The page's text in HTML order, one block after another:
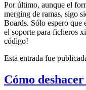
Por último, aunque el
merging de ramas, sigo
Boards. Sólo espero que
el soporte para ficheros
código!
Esta entrada fue
Cómo